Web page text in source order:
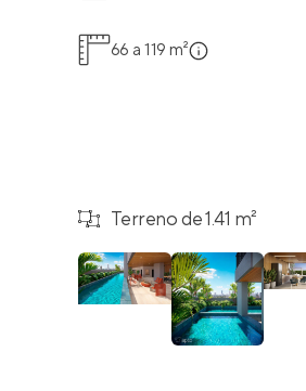
66 a 119 m²
Terreno de 1.41 m²